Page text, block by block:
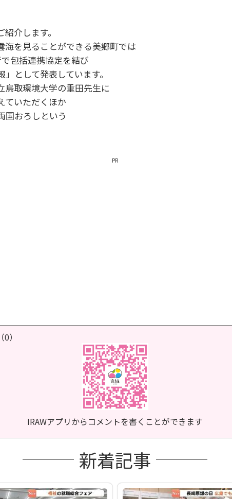
介します。
見ることができる美郷町では
包括連携協定を結び
として発表しています。
鳥取環境大学の重田先生に
ていただくほか
国おろしという
PR
）
IRAWアプリからコメントを書くことができます
新着記事